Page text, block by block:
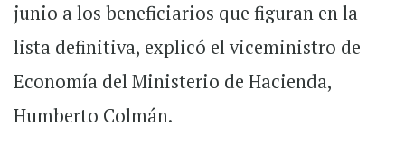
junio a los beneficiarios que figuran en la
lista definitiva, explicó el viceministro de
Economía del Ministerio de Hacienda,
Humberto Colmán.